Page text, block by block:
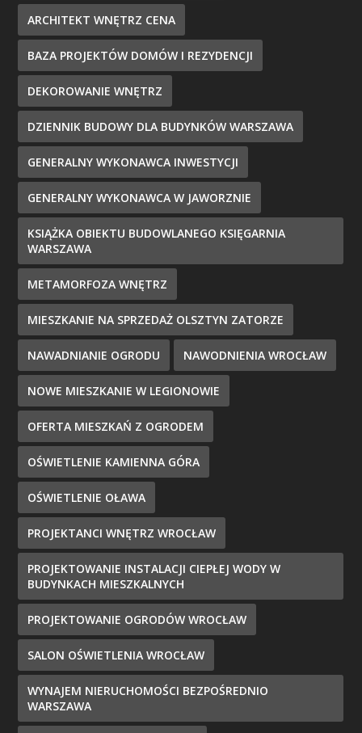
ARCHITEKT WNĘTRZ CENA
BAZA PROJEKTÓW DOMÓW I REZYDENCJI
DEKOROWANIE WNĘTRZ
DZIENNIK BUDOWY DLA BUDYNKÓW WARSZAWA
GENERALNY WYKONAWCA INWESTYCJI
GENERALNY WYKONAWCA W JAWORZNIE
KSIĄŻKA OBIEKTU BUDOWLANEGO KSIĘGARNIA
WARSZAWA
METAMORFOZA WNĘTRZ
MIESZKANIE NA SPRZEDAŻ OLSZTYN ZATORZE
NAWADNIANIE OGRODU NAWODNIENIA WROCŁAW
NOWE MIESZKANIE W LEGIONOWIE
OFERTA MIESZKAŃ Z OGRODEM
OŚWIETLENIE KAMIENNA GÓRA
OŚWIETLENIE OŁAWA
PROJEKTANCI WNĘTRZ WROCŁAW
PROJEKTOWANIE INSTALACJI CIEPŁEJ WODY W
BUDYNKACH MIESZKALNYCH
PROJEKTOWANIE OGRODÓW WROCŁAW
SALON OŚWIETLENIA WROCŁAW
WYNAJEM NIERUCHOMOŚCI BEZPOŚREDNIO
WARSZAWA